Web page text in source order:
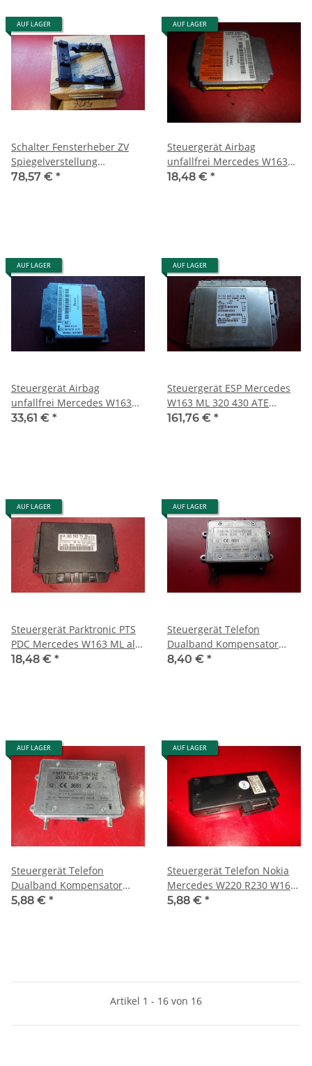
AUF LAGER
Schalter Fensterheber ZV
Spiegelverstellung
Mercedes W163 1638207110
78,57 € *
AUF LAGER
Steuergerät Airbag
unfallfrei Mercedes W163
1635421318
18,48 € *
AUF LAGER
Steuergerät Airbag
unfallfrei Mercedes W163
1997 - 2001 0025428118
33,61 € *
AUF LAGER
Steuergerät ESP Mercedes
W163 ML 320 430 ATE
1635453132
161,76 € *
AUF LAGER
Steuergerät Parktronic PTS
PDC Mercedes W163 ML alle
Modelle 1635457432
18,48 € *
AUF LAGER
Steuergerät Telefon
Dualband Kompensator
Mercedes viele Modelle
8,40 € *
AUF LAGER
Steuergerät Telefon
Dualband Kompensator
Mercedes viele Modelle
5,88 € *
AUF LAGER
Steuergerät Telefon Nokia
Mercedes W220 R230 W163
W199 W170 R129 W208
5,88 € *
Artikel 1 - 16 von 16